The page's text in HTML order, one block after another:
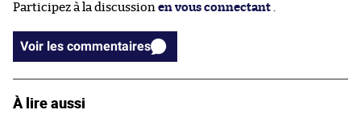
Participez à la discussion en vous connectant
Voir les commentaires
À lire aussi